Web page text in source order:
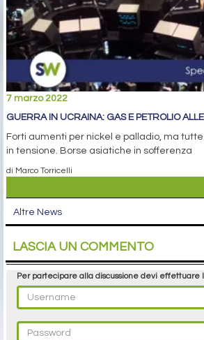
7 marzo 2022
GUERRA IN UCRAINA: GAS E PETROLIO
Forti aumenti per nickel e palladio, ma
in tensione. Borse asiatiche in sofferenza
di Marco Torricelli
Altre News
LASCIA UN COMMENTO
Per partecipare alla discussione devi effettuare